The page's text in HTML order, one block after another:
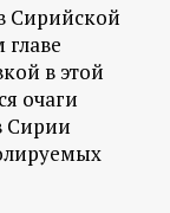
Сирийской
в этой
очаги
Сирии